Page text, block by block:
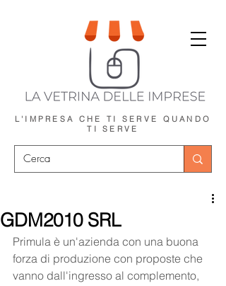
L'IMPRESA CHE TI SERVE QUANDO
TI SERVE
GDM2010 SRL
Primula è un'azienda con una buona
forza di produzione con proposte che
vanno dall'ingresso al complemento,